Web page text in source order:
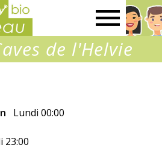
Le de l'Helvie
Lundi 00:00
23:00